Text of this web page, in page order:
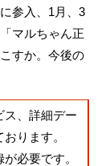
参入、1月、3
マルちゃん正
すか。今後の
、詳細デー
ります。
必要です。